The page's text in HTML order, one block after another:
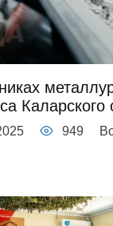
Каларского
949